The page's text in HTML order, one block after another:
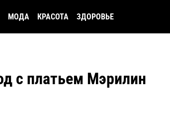
МОДА КРАСОТА ЗДОРОВЬЕ
с платьем Мэрилин